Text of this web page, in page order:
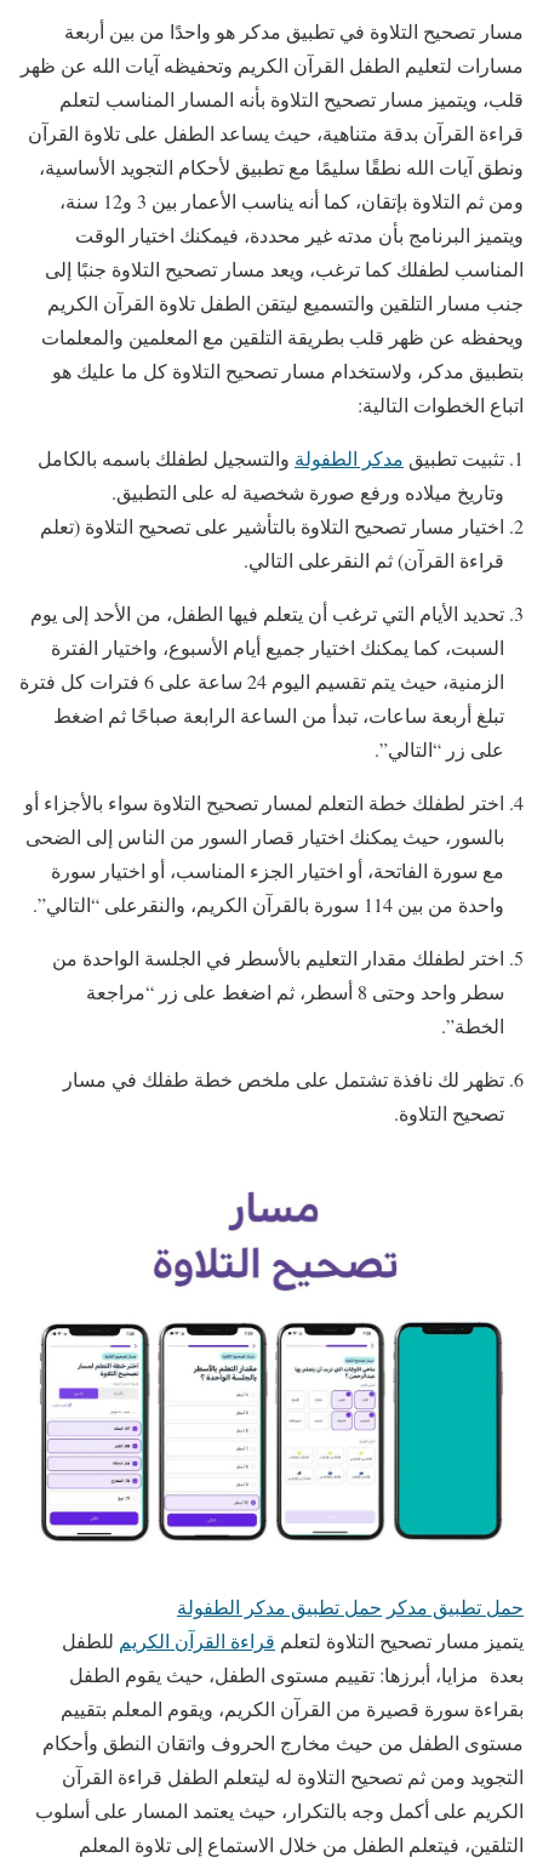
مسار تصحيح التلاوة في تطبيق مدكر هو واحدًا من بين أربعة
مسارات لتعليم الطفل القرآن الكريم وتحفيظه آيات الله عن ظهر
قلب، ويتميز مسار تصحيح التلاوة بأنه المسار المناسب لتعلم
قراءة القرآن بدقة متناهية، حيث يساعد الطفل على تلاوة القرآن
ونطق آيات الله نطقًا سليمًا مع تطبيق لأحكام التجويد الأساسية،
ومن ثم التلاوة بإتقان، كما أنه يناسب الأعمار بين 3 و12 سنة،
ويتميز البرنامج بأن مدته غير محددة، فيمكنك اختيار الوقت
المناسب لطفلك كما ترغب، ويعد مسار تصحيح التلاوة جنبًا إلى
جنب مسار التلقين والتسميع ليتقن الطفل تلاوة القرآن الكريم
ويحفظه عن ظهر قلب بطريقة التلقين مع المعلمين والمعلمات
بتطبيق مدكر، ولاستخدام مسار تصحيح التلاوة كل ما عليك هو
اتباع الخطوات التالية:
تثبيت تطبيق مدكر الطفولة والتسجيل لطفلك باسمه بالكامل
وتاريخ ميلاده ورفع صورة شخصية له على التطبيق.
اختيار مسار تصحيح التلاوة بالتأشير على تصحيح التلاوة (تعلم
قراءة القرآن) ثم النقرعلى التالي.
تحديد الأيام التي ترغب أن يتعلم فيها الطفل، من الأحد إلى يوم
السبت، كما يمكنك اختيار جميع أيام الأسبوع، واختيار الفترة
الزمنية، حيث يتم تقسيم اليوم 24 ساعة على 6 فترات كل فترة
تبلغ أربعة ساعات، تبدأ من الساعة الرابعة صباحًا ثم اضغط
على زر “التالي”.
اختر لطفلك خطة التعلم لمسار تصحيح التلاوة سواء بالأجزاء أو
بالسور، حيث يمكنك اختيار قصار السور من الناس إلى الضحى
مع سورة الفاتحة، أو اختيار الجزء المناسب، أو اختيار سورة
واحدة من بين 114 سورة بالقرآن الكريم، والنقرعلى “التالي”.
اختر لطفلك مقدار التعليم بالأسطر في الجلسة الواحدة من
سطر واحد وحتى 8 أسطر، ثم اضغط على زر “مراجعة
الخطة”.
تظهر لك نافذة تشتمل على ملخص خطة طفلك في مسار
تصحيح التلاوة.
حمل تطبيق مدكر حمل تطبيق مدكر الطفولة
يتميز مسار تصحيح التلاوة لتعلم قراءة القرآن الكريم للطفل
بعدة مزايا، أبرزها: تقييم مستوى الطفل، حيث يقوم الطفل
بقراءة سورة قصيرة من القرآن الكريم، ويقوم المعلم بتقييم
مستوى الطفل من حيث مخارج الحروف واتقان النطق وأحكام
التجويد ومن ثم تصحيح التلاوة له ليتعلم الطفل قراءة القرآن
الكريم على أكمل وجه بالتكرار، حيث يعتمد المسار على أسلوب
التلقين، فيتعلم الطفل من خلال الاستماع إلى تلاوة المعلم